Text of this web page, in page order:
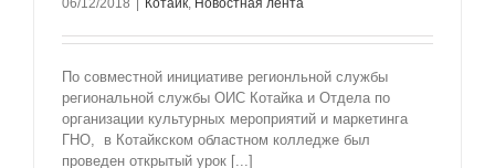
06/12/2018 Котайк, Новостная лента
По совместной инициативе регионльной службы
региональной службы ОИС Котайка и Отдела по
организации культурных мероприятий и маркетинга
ГНО, в Котайкском областном колледже был
проведен открытый урок [...]